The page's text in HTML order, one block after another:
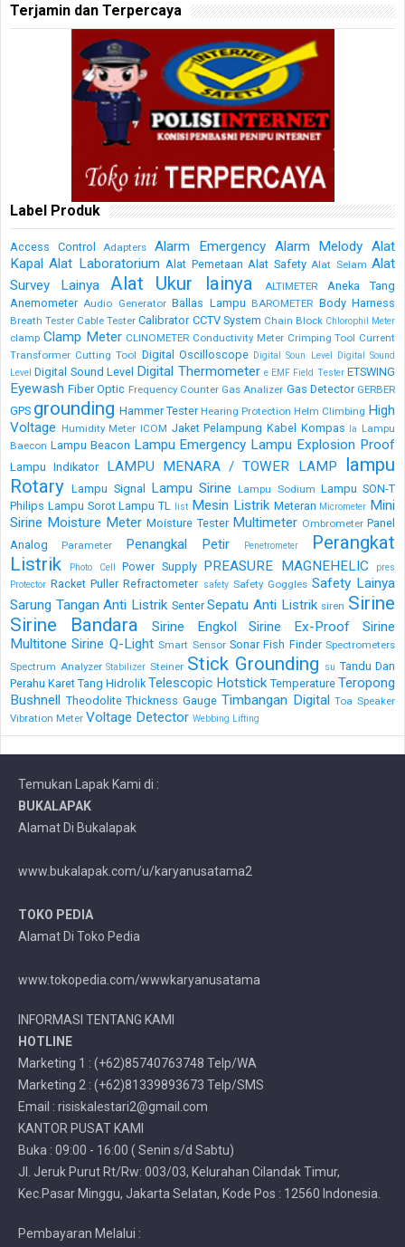
Terjamin dan Terpercaya
Label Produk
Access Control Adapters Alarm Emergency Alarm Melody Alat
Kapal Alat Laboratorium Alat Pemetaan Alat Safety Alat Selam Alat
Survey Lainya
Alat Ukur lainya ALTIMETER
Aneka Tang
Anemometer Audio Generator Ballas Lampu BAROMETER Body Harness
Breath Tester Cable Tester Calibrator CCTV System Chain Block Chlorophil Meter
clamp Clamp Meter CLINOMETER Conductivity Meter Crimping Tool Current
Transformer Cutting Tool Digital Oscilloscope Digital Soun Level Digital Sound
Level Digital Sound Level Digital Thermometer e EMF Field Tester ETSWING
Eyewash Fiber Optic Frequency Counter Gas Analizer Gas Detector GERBER
GPS grounding Hammer Tester Hearing Protection Helm Climbing High
Voltage Humidity Meter ICOM Jaket Pelampung Kabel Kompas la Lampu
Baecon Lampu Beacon Lampu Emergency Lampu Explosion Proof
Lampu Indikator LAMPU MENARA / TOWER LAMP
lampu
Rotary Lampu Signal Lampu Sirine Lampu Sodium Lampu SON-T
Philips Lampu Sorot Lampu TL list Mesin Listrik Meteran Micrometer Mini
Sirine Moisture Meter Moisture Tester Multimeter Ombrometer Panel
Analog
Parameter Penangkal Petir Penetrometer
Perangkat
Listrik
Photo Cell Power Supply PREASURE MAGNEHELIC
pres
Protector Racket Puller Refractometer safety Safety Goggles Safety Lainya
Sarung Tangan Anti Listrik Senter Sepatu Anti Listrik siren Sirine
Sirine Bandara
Sirine Engkol Sirine Ex-Proof
Sirine
Multitone Sirine Q-Light Smart Sensor Sonar Fish Finder Spectrometers
Spectrum Analyzer Stabilizer Steiner Stick Grounding su Tandu Dan
Perahu Karet Tang Hidrolik Telescopic Hotstick Temperature Teropong
Bushnell Theodolite Thickness Gauge Timbangan Digital Toa Speaker
Vibration Meter Voltage Detector Webbing Lifting
Temukan Lapak Kami di :
BUKALAPAK
Alamat Di Bukalapak
www.bukalapak.com/u/karyanusatama2
TOKO PEDIA
Alamat Di Toko Pedia
www.tokopedia.com/wwwkaryanusatama
INFORMASI TENTANG KAMI
HOTLINE
Marketing 1 : (+62)85740763748 Telp/WA
Marketing 2 : (+62)81339893673 Telp/SMS
Email : risiskalestari2@gmail.com
KANTOR PUSAT KAMI
Buka : 09:00 - 16:00 ( Senin s/d Sabtu)
Jl. Jeruk Purut Rt/Rw: 003/03, Kelurahan Cilandak Timur,
Kec.Pasar Minggu, Jakarta Selatan, Kode Pos : 12560 Indonesia.
Pembayaran Melalui :